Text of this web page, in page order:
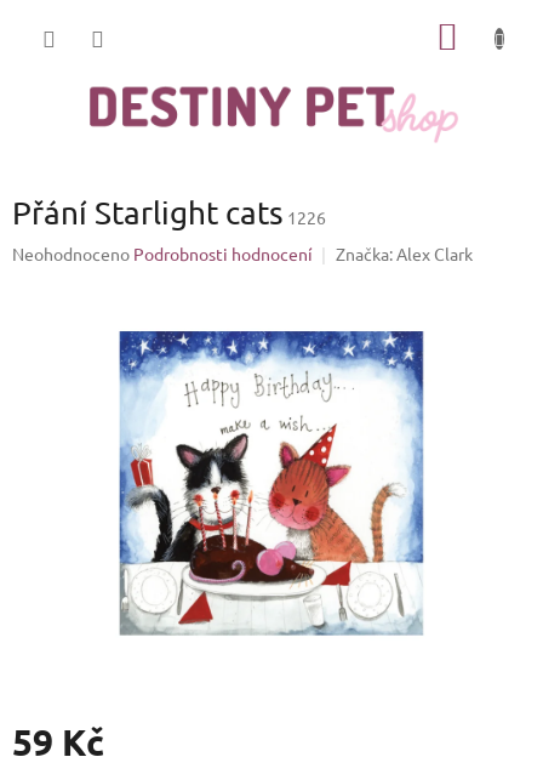
Přání Starlight cats 1226
Průměrné
Neohodnoceno Podrobnosti hodnocení Značka:Alex Clark
59 Kč